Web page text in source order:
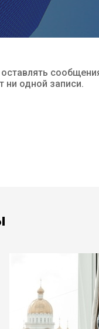
ни одной записи.